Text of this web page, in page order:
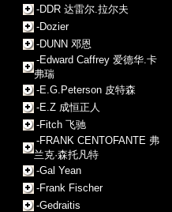
-DDR 达雷尔.拉尔夫
-Dozier
-DUNN 邓恩
-Edward Caffrey 爱德华.卡
弗瑞
-E.G.Peterson 皮特森
-E.Z 成恒正人
-Fitch 飞驰
-FRANK CENTOFANTE 弗
兰克·森托凡特
-Gal Yean
-Frank Fischer
-Gedraitis